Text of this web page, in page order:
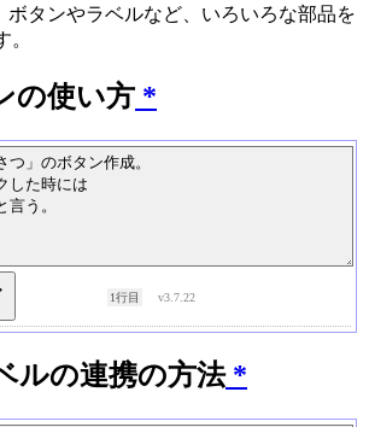
ボタンやラベルなど、いろいろな部品を
の使い方 *
1行目 v3.7.22
ルの連携の方法*